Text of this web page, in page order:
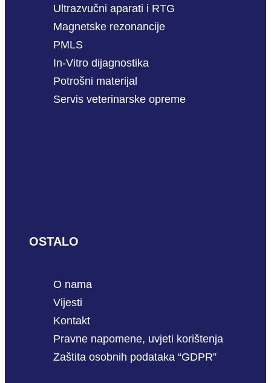
Ultrazvučni aparati i RTG
Magnetske rezonancije
PMLS
In-Vitro dijagnostika
Potrošni materijal
Servis veterinarske opreme
OSTALO
O nama
Vijesti
Kontakt
Pravne napomene, uvjeti korištenja
Zaštita osobnih podataka “GDPR”